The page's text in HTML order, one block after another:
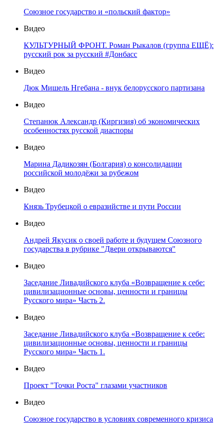
Союзное государство и «польский фактор»
Видео
КУЛЬТУРНЫЙ ФРОНТ. Роман Рыкалов (группа ЕЩЁ):
русский рок за русский #Донбасс
Видео
Дюк Мишель Нгебана - внук белорусского партизана
Видео
Степанюк Александр (Киргизия) об экономических
особенностях русской диаспоры
Видео
Марина Дадикозян (Болгария) о консолидации
российской молодёжи за рубежом
Видео
Князь Трубецкой о евразийстве и пути России
Видео
Андрей Якусик о своей работе и будущем Союзного
государства в рубрике "Двери открываются"
Видео
Заседание Ливадийского клуба «Возвращение к себе:
цивилизационные основы, ценности и границы
Русского мира» Часть 2.
Видео
Заседание Ливадийского клуба «Возвращение к себе:
цивилизационные основы, ценности и границы
Русского мира» Часть 1.
Видео
Проект "Точки Роста" глазами участников
Видео
Союзное государство в условиях современного кризиса